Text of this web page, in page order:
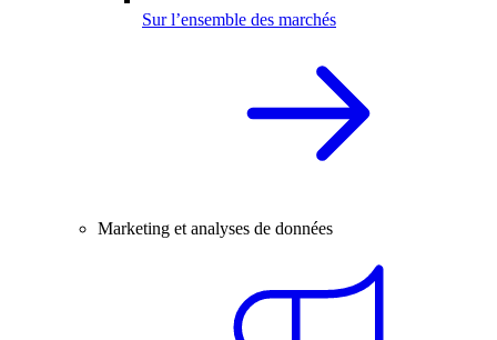
Sur l’ensemble des marchés
Marketing et analyses de données